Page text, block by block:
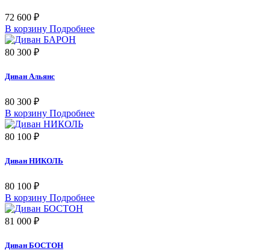
72 600 ₽
В корзину Подробнее
80 300 ₽
Диван Альянс
80 300 ₽
В корзину Подробнее
80 100 ₽
Диван НИКОЛЬ
80 100 ₽
В корзину Подробнее
81 000 ₽
Диван БОСТОН